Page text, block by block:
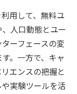
用して、無料ユ
人口動態とユー
ーフェースの変
。一方で、キャ
エンスの把握と
実験ツールを活